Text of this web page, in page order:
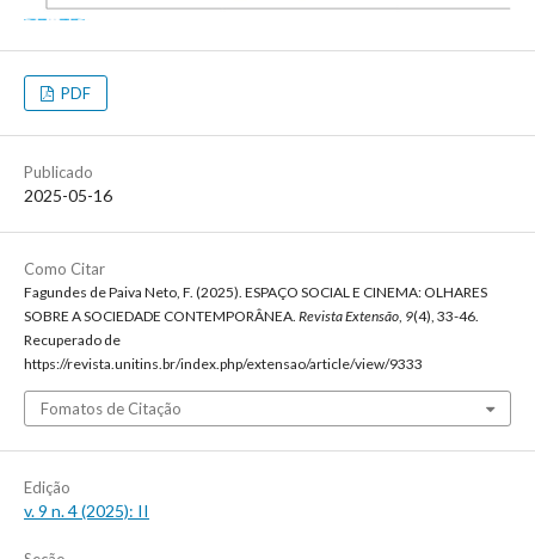
PDF
Publicado
2025-05-16
Como Citar
Fagundes de Paiva Neto, F. (2025). ESPAÇO SOCIAL E CINEMA: OLHARES
SOBRE A SOCIEDADE CONTEMPORÂNEA. Revista Extensão, 9(4), 33-46.
Recuperado de
https://revista.unitins.br/index.php/extensao/article/view/9333
Fomatos de Citação
Edição
v. 9 n. 4 (2025): II